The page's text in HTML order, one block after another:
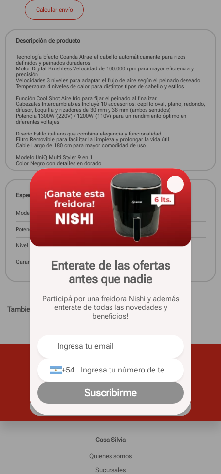
Enterate de las ofertas
antes que nadie
Participá por una freidora Nishi y además
enterate de todas las novedades y
beneficios!
+54
Suscribirme
Calcular envío
Descripción de producto
Tecnología Efecto Coanda Atrae el cabello automáticamente para rizos
definidos y peinados duraderos
Motor Digital Brushless Velocidad de 100.000 rpm para mayor eficiencia y
precisión
Velocidades 3 niveles para adaptar el flujo de aire según el peinado deseado
Temperatura 4 niveles de calor para distintos tipos de cabello y estilos
Función Cool Shot Aire frío para fijar el peinado al finalizar
Cabezales Intercambiables Incluye 10 accesorios: cepillo oval, plano, redondo,
difusor, boquilla y rizadores de 30 mm y 38 mm (ambos sentidos)
Potencia 1300W (220V) / 1200W (110V) para un rendimiento óptimo en
diferentes voltajes
Diseño Estilo italiano que combina elegancia y funcionalidad
Filtro Removible para facilitar la limpieza y prolongar la vida útil
Cable Largo de 180 cm para mayor comodidad de uso
Modelo UniQ Multi Styler 9 en 1
Color Negro con detalles en dorado
Especificaciones técnicas
Modelo UNIQ RADIANT PK
Potencia 1300 W
Nivel De Temperatura 4
Garantía 24 meses
Tambien te pueden interesar
novedades y ofertas
Casa Silvia
Quienes somos
Sucursales